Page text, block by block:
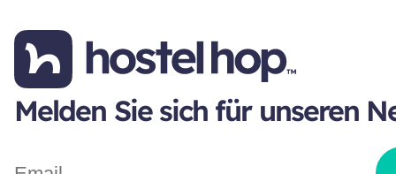
Melden Sie sich für unseren